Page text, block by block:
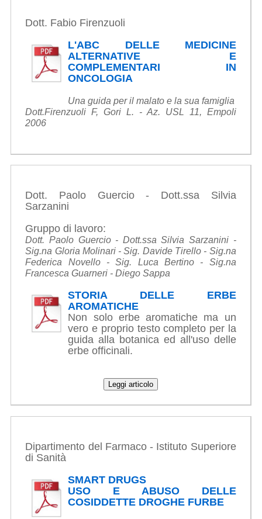
Dott. Fabio Firenzuoli
L'ABC DELLE MEDICINE
ALTERNATIVE E
COMPLEMENTARI IN
ONCOLOGIA
Una guida per il malato e la sua famiglia
Dott.Firenzuoli F, Gori L. - Az. USL 11, Empoli
2006
Dott. Paolo Guercio - Dott.ssa Silvia
Sarzanini
Gruppo di lavoro:
Dott. Paolo Guercio - Dott.ssa Silvia Sarzanini -
Sig.na Gloria Molinari - Sig. Davide Tirello - Sig.na
Federica Novello - Sig. Luca Bertino - Sig.na
Francesca Guarneri - Diego Sappa
STORIA DELLE ERBE
AROMATICHE
Non solo erbe aromatiche ma un
vero e proprio testo completo per la
guida alla botanica ed all'uso delle
erbe officinali.
Dipartimento del Farmaco - Istituto Superiore
di Sanità
SMART DRUGS
USO E ABUSO DELLE
COSIDDETTE DROGHE FURBE